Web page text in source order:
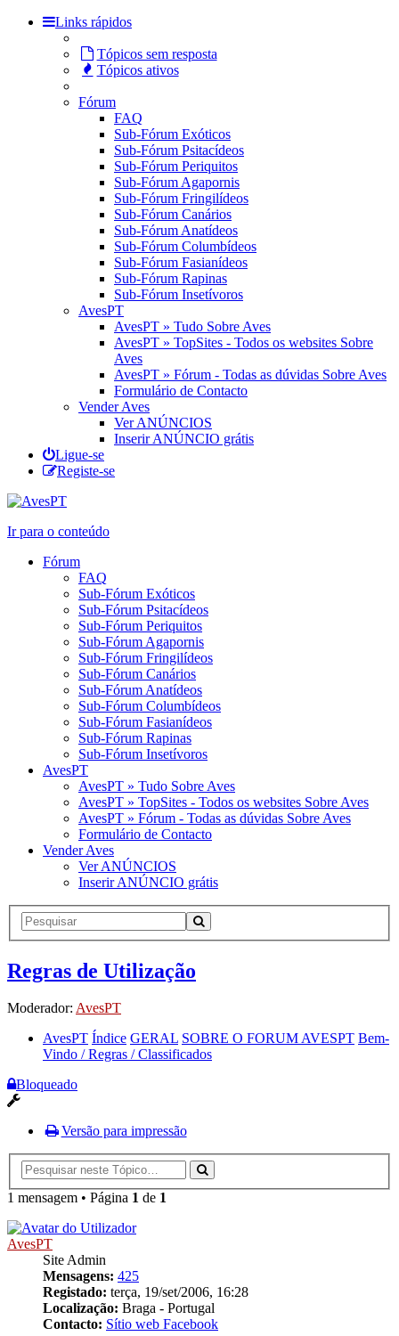
Links rápidos
Tópicos sem resposta
Tópicos ativos
Fórum
FAQ
Sub-Fórum Exóticos
Sub-Fórum Psitacídeos
Sub-Fórum Periquitos
Sub-Fórum Agapornis
Sub-Fórum Fringilídeos
Sub-Fórum Canários
Sub-Fórum Anatídeos
Sub-Fórum Columbídeos
Sub-Fórum Fasianídeos
Sub-Fórum Rapinas
Sub-Fórum Insetívoros
AvesPT
AvesPT » Tudo Sobre Aves
AvesPT » TopSites - Todos os websites Sobre
Aves
AvesPT » Fórum - Todas as dúvidas Sobre Aves
Formulário de Contacto
Vender Aves
Ver ANÚNCIOS
Inserir ANÚNCIO grátis
Ligue-se
Registe-se
Ir para o conteúdo
Fórum
FAQ
Sub-Fórum Exóticos
Sub-Fórum Psitacídeos
Sub-Fórum Periquitos
Sub-Fórum Agapornis
Sub-Fórum Fringilídeos
Sub-Fórum Canários
Sub-Fórum Anatídeos
Sub-Fórum Columbídeos
Sub-Fórum Fasianídeos
Sub-Fórum Rapinas
Sub-Fórum Insetívoros
AvesPT
AvesPT » Tudo Sobre Aves
AvesPT » TopSites - Todos os websites Sobre Aves
AvesPT » Fórum - Todas as dúvidas Sobre Aves
Formulário de Contacto
Vender Aves
Ver ANÚNCIOS
Inserir ANÚNCIO grátis
Regras de Utilização
Moderador: AvesPT
AvesPT Índice GERAL SOBRE O FORUM AVESPT Bem-
Vindo / Regras / Classificados
Bloqueado
Versão para impressão
1 mensagem • Página 1 de 1
AvesPT
Site Admin
Mensagens: 425
Registado: terça, 19/set/2006, 16:28
Localização: Braga - Portugal
Contacto: Sítio web Facebook